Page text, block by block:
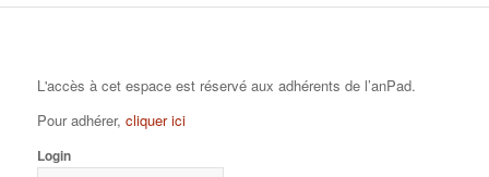
L'accès à cet espace est réservé aux adhérents de l’anPad.
Pour adhérer, cliquer ici
Login